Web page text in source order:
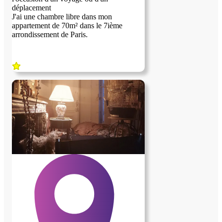
cuisine est à dispo de la maisonnée .
déplacement
J'ai une chambre libre dans mon
appartement de 70m² dans le 7ième
arrondissement de Paris.